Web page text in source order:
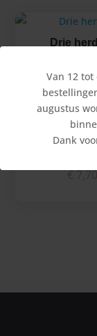
Van 12
augustus
Dank
Drie
€